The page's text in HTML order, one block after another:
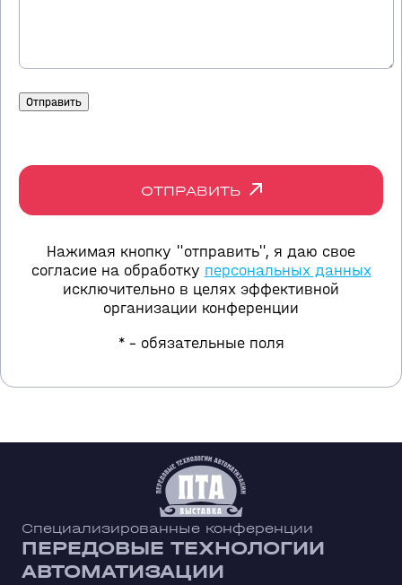
ОТПРАВИТЬ
Нажимая кнопку "отправить", я даю свое
согласие на обработку персональных данных
исключительно в целях эффективной
организации конференции
* - обязательные поля
Специализированные конференции
ПЕРЕДОВЫЕ ТЕХНОЛОГИИ
АВТОМАТИЗАЦИИ